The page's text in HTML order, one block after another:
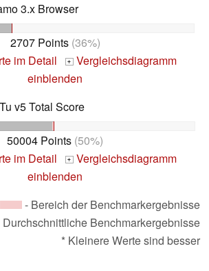
3.x Browser
2707 Points(36%)
im Detail + Vergleichsdiagramm
einblenden
v5 Total Score
50004 Points (50%)
im Detail + Vergleichsdiagramm
einblenden
- Bereich der Benchmarkergebnisse
Durchschnittliche Benchmarkergebnisse
* Kleinere Werte sind besser